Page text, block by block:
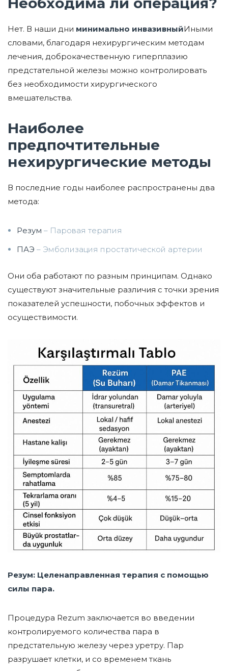
Нет. В наши дни минимально инвазивныйИными
словами, благодаря нехирургическим методам
лечения, доброкачественную гиперплазию
предстательной железы можно контролировать
без необходимости хирургического
вмешательства.
Наиболее
предпочтительные
нехирургические методы
В последние годы наиболее распространены два
метода:
Резум – Паровая терапия
ПАЭ – Эмболизация простатической артерии
Они оба работают по разным принципам. Однако
существуют значительные различия с точки зрения
показателей успешности, побочных эффектов и
осуществимости.
Резум: Целенаправленная терапия с помощью
силы пара.
Процедура Rezum заключается во введении
контролируемого количества пара в
предстательную железу через уретру. Пар
разрушает клетки, и со временем ткань